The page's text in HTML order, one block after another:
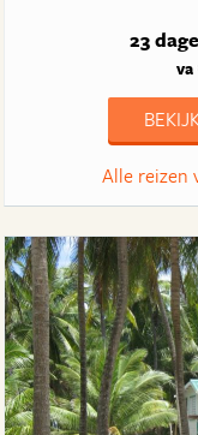
23
va
Alle reizen